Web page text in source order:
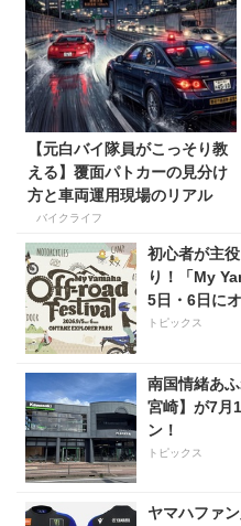
【元白バイ隊員がこっそり教
える】覆面パトカーの見分け
方と車両運用現場のリアル
バイクライフ
初心者が主
り！「My
5日・6日に
で実施！
トピックス
南国情緒あ
宮崎】が7月
ン！
トピックス
ヤマハファ